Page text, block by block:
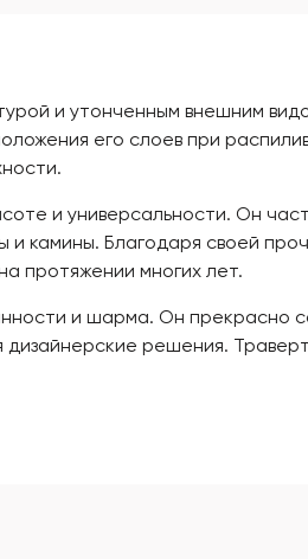
и утонченным внешним
его слоев при
и универсальности. Он
камины. Благодаря своей
протяжении многих лет.
и шарма. Он прекрасно
решения.